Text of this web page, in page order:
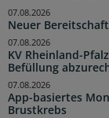
Neuer
07.08.2026
KV Rheinland-
Befüllung
07.08.2026
App-basiertes
Brustkrebs
07.08.2026